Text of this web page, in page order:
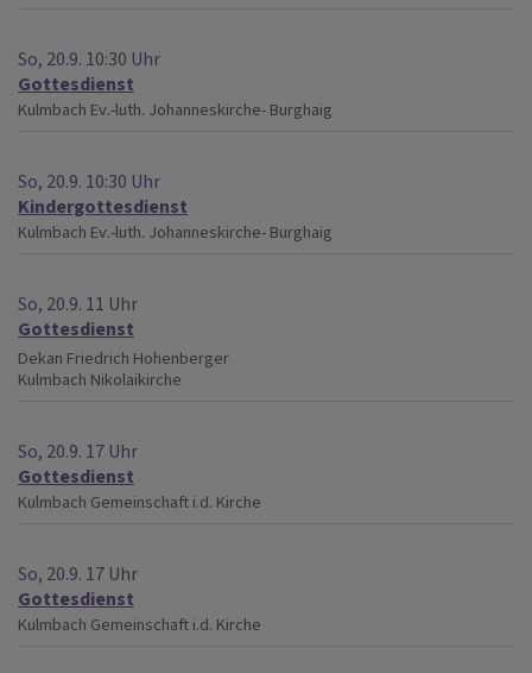
So, 20.9. 10:30 Uhr
Gottesdienst
Kulmbach Ev.-luth. Johanneskirche- Burghaig
So, 20.9. 10:30 Uhr
Kindergottesdienst
Kulmbach Ev.-luth. Johanneskirche- Burghaig
So, 20.9. 11 Uhr
Gottesdienst
Dekan Friedrich Hohenberger
Kulmbach Nikolaikirche
So, 20.9. 17 Uhr
Gottesdienst
Kulmbach Gemeinschaft i.d. Kirche
So, 20.9. 17 Uhr
Gottesdienst
Kulmbach Gemeinschaft i.d. Kirche